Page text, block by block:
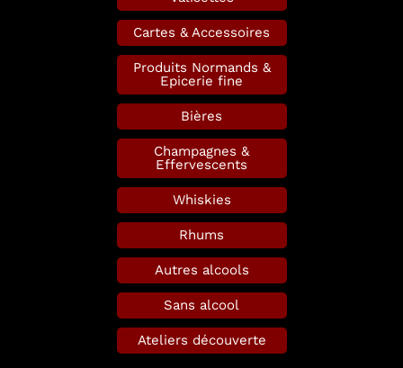
Cartes & Accessoires
Produits Normands &
Epicerie fine
Bières
Champagnes &
Effervescents
Whiskies
Rhums
Autres alcools
Sans alcool
Ateliers découverte